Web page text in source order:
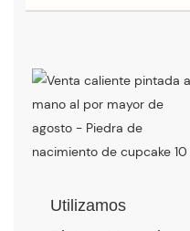
Utilizamos